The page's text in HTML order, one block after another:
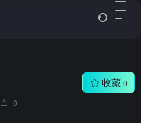
0
收藏 0